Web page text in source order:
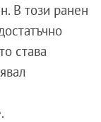
В този ранен
става